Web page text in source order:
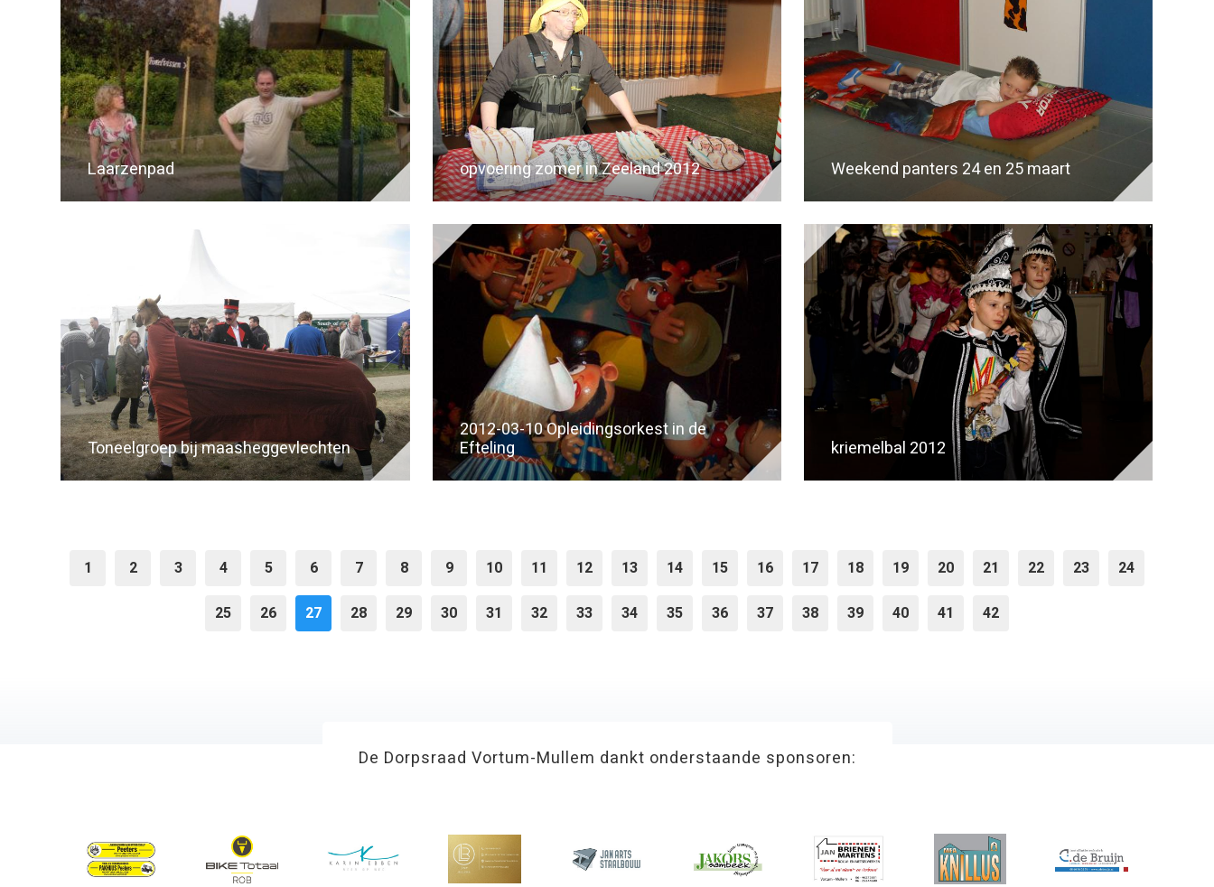
Laarzenpad opvoering zomer in Zeeland 2012 Weekend panters 24 en 25 maart
Toneelgroep bij maasheggevlechten
2012-03-10 Opleidingsorkest in de
Efteling kriemelbal 2012
1 2 3 4 5 6 7 8 9 10 11 12 13 14 15 16 17 18 19 20 21 22 23 24
25 26 27 28 29 30 31 32 33 34 35 36 37 38 39 40 41 42
De Dorpsraad Vortum-Mullem dankt onderstaande sponsoren: